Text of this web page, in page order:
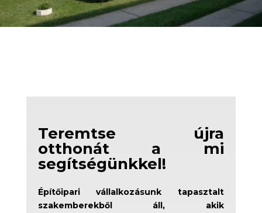
Teremtse újra
otthonát a mi
segítségünkkel!
Építőipari vállalkozásunk tapasztalt
szakemberekből áll, akik